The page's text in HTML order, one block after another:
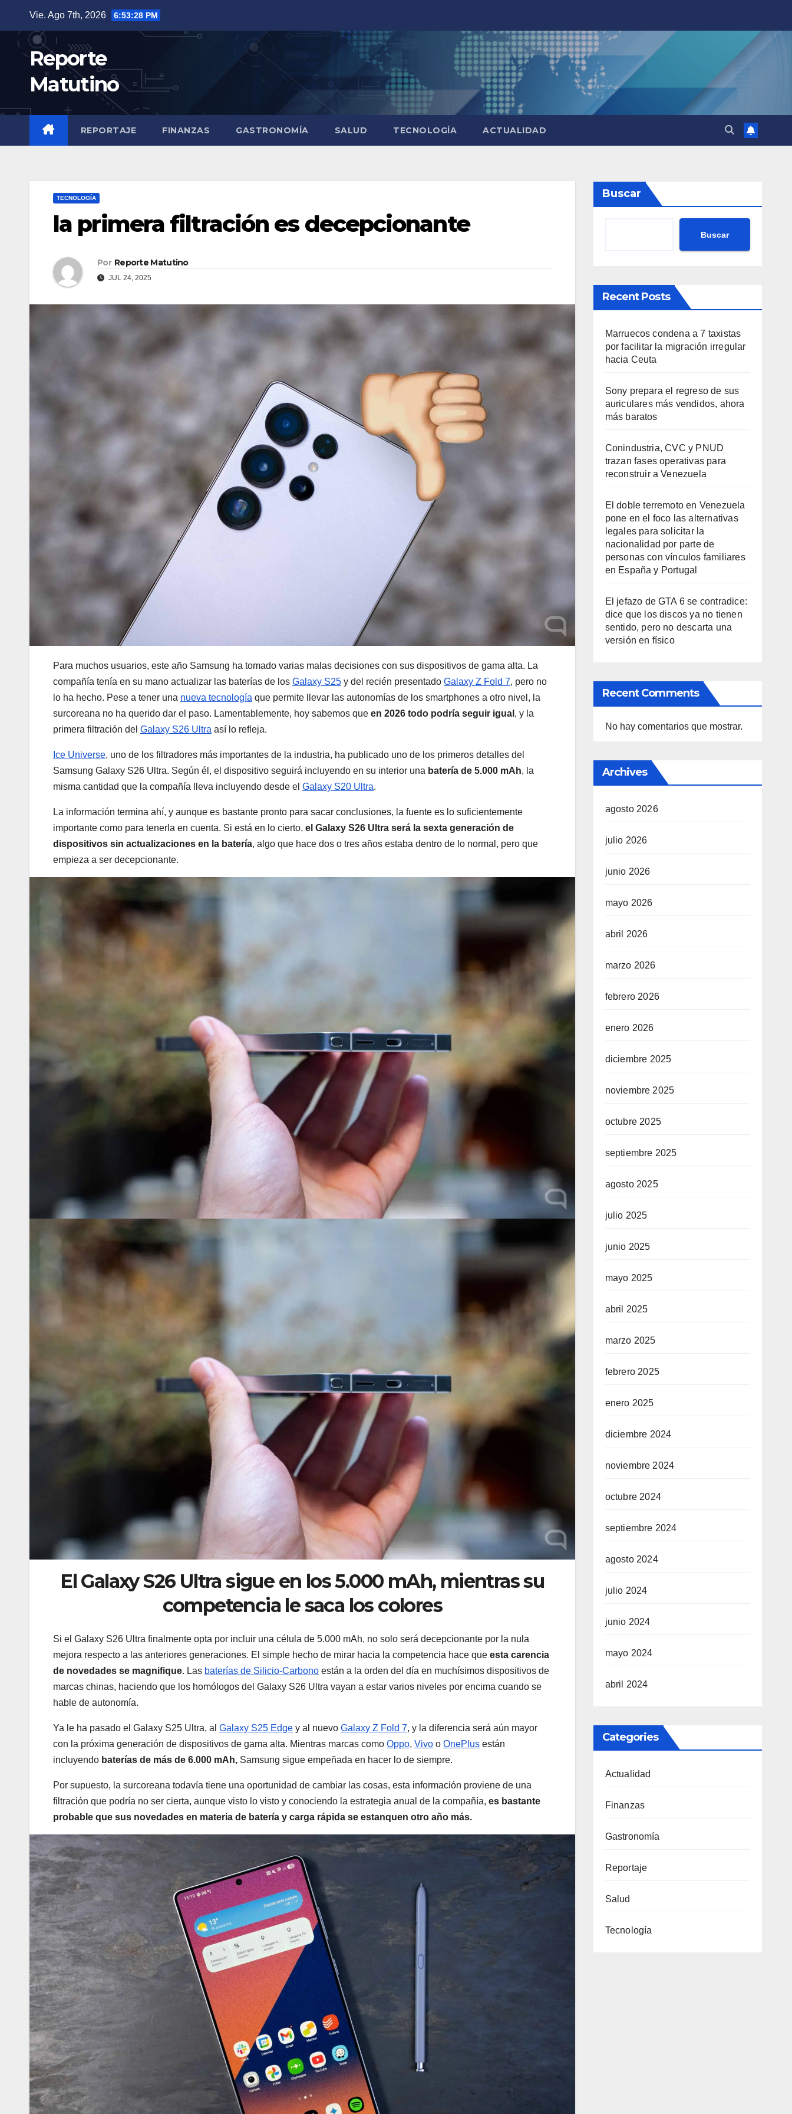
contenido
Vie. Ago 7th, 2026 6:53:30 PM
Reporte
Matutino
REPORTAJE FINANZAS GASTRONOMÍA SALUD TECNOLOGÍA ACTUALIDAD
TECNOLOGÍA
la primera filtración es decepcionante
Por Reporte Matutino
JUL 24, 2025
Para muchos usuarios, este año Samsung ha tomado varias malas decisiones con sus dispositivos de gama alta. La
compañía tenía en su mano actualizar las baterías de los Galaxy S25 y del recién presentado Galaxy Z Fold 7, pero no
lo ha hecho. Pese a tener una nueva tecnología que permite llevar las autonomías de los smartphones a otro nivel, la
surcoreana no ha querido dar el paso. Lamentablemente, hoy sabemos que en 2026 todo podría seguir igual , y la
primera filtración del Galaxy S26 Ultra así lo refleja.
Ice Universe, uno de los filtradores más importantes de la industria, ha publicado uno de los primeros detalles del
Samsung Galaxy S26 Ultra. Según él, el dispositivo seguirá incluyendo en su interior una batería de 5.000 mAh, la
misma cantidad que la compañía lleva incluyendo desde el Galaxy S20 Ultra.
La información termina ahí, y aunque es bastante pronto para sacar conclusiones, la fuente es lo suficientemente
importante como para tenerla en cuenta. Si está en lo cierto, el Galaxy S26 Ultra será la sexta generación de
dispositivos sin actualizaciones en la batería, algo que hace dos o tres años estaba dentro de lo normal, pero que
empieza a ser decepcionante.
El Galaxy S26 Ultra sigue en los 5.000 mAh, mientras su
competencia le saca los colores
Si el Galaxy S26 Ultra finalmente opta por incluir una célula de 5.000 mAh, no solo será decepcionante por la nula
mejora respecto a las anteriores generaciones. El simple hecho de mirar hacia la competencia hace que esta carencia
de novedades se magnifique. Las baterías de Silicio-Carbono están a la orden del día en muchísimos dispositivos de
marcas chinas, haciendo que los homólogos del Galaxy S26 Ultra vayan a estar varios niveles por encima cuando se
hable de autonomía.
Ya le ha pasado el Galaxy S25 Ultra, al Galaxy S25 Edge y al nuevo Galaxy Z Fold 7, y la diferencia será aún mayor
con la próxima generación de dispositivos de gama alta. Mientras marcas como Oppo, Vivo o OnePlus están
incluyendo baterías de más de 6.000 mAh, Samsung sigue empeñada en hacer lo de siempre.
Por supuesto, la surcoreana todavía tiene una oportunidad de cambiar las cosas, esta información proviene de una
filtración que podría no ser cierta, aunque visto lo visto y conociendo la estrategia anual de la compañía, es bastante
probable que sus novedades en materia de batería y carga rápida se estanquen otro año más.
Buscar
Buscar
Recent Posts
Marruecos condena a 7 taxistas
por facilitar la migración irregular
hacia Ceuta
Sony prepara el regreso de sus
auriculares más vendidos, ahora
más baratos
Conindustria, CVC y PNUD
trazan fases operativas para
reconstruir a Venezuela
El doble terremoto en Venezuela
pone en el foco las alternativas
legales para solicitar la
nacionalidad por parte de
personas con vínculos familiares
en España y Portugal
El jefazo de GTA 6 se contradice:
dice que los discos ya no tienen
sentido, pero no descarta una
versión en físico
Recent Comments
No hay comentarios que mostrar.
Archives
agosto 2026
julio 2026
junio 2026
mayo 2026
abril 2026
marzo 2026
febrero 2026
enero 2026
diciembre 2025
noviembre 2025
octubre 2025
septiembre 2025
agosto 2025
julio 2025
junio 2025
mayo 2025
abril 2025
marzo 2025
febrero 2025
enero 2025
diciembre 2024
noviembre 2024
octubre 2024
septiembre 2024
agosto 2024
julio 2024
junio 2024
mayo 2024
abril 2024
Categories
Actualidad
Finanzas
Gastronomía
Reportaje
Salud
Tecnología